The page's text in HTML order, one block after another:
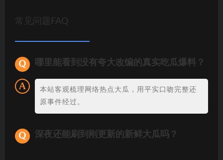
常见问题FAQ
哪里能看到没有夸大改编的真实吃瓜爆料？
本站客观梳理网络热点大瓜，用平实口吻完整还
原事件经过。
深夜还能刷到刚更新的新鲜大瓜吗？